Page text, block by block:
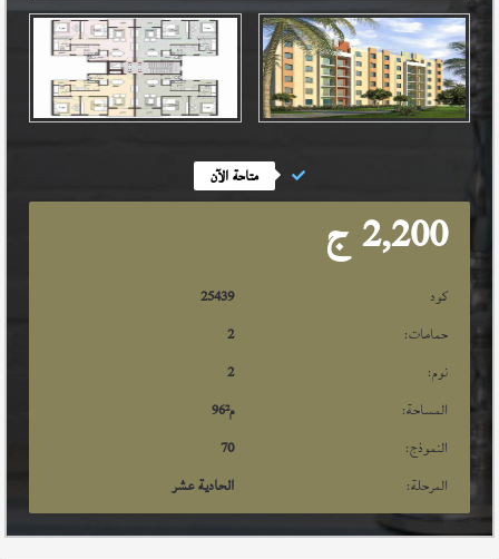
متاحة الآن
2,200 ج
كود
25439
حمامات:
2
نوم:
2
المساحة:
96م²
النموذج:
70
المرحلة:
الحادية عشر